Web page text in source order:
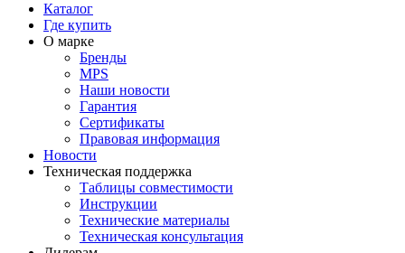
Каталог
Где купить
О марке
Бренды
MPS
Наши новости
Гарантия
Сертификаты
Правовая информация
Новости
Техническая поддержка
Таблицы совместимости
Инструкции
Технические материалы
Техническая консультация